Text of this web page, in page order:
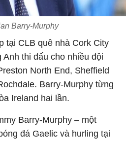
Barry-Murphy
tại CLB quê nhà Cork City
thi đấu cho nhiều đội
North End, Sheffield
Barry-Murphy từng
Ireland hai lần.
Barry-Murphy – một
đá Gaelic và hurling tại